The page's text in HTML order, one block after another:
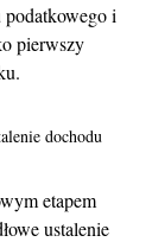
i
pierwszy
dochodu
etapem
ustalenie